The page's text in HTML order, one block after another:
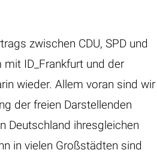
zwischen CDU, SPD und
ID_Frankfurt und der
wieder. Allem voran sind wir
der freien Darstellenden
Deutschland ihresgleichen
in vielen Großstädten sind